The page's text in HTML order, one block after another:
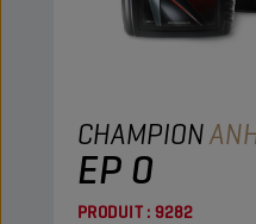
CHAMPION
EP 0
PRODUIT : 9282